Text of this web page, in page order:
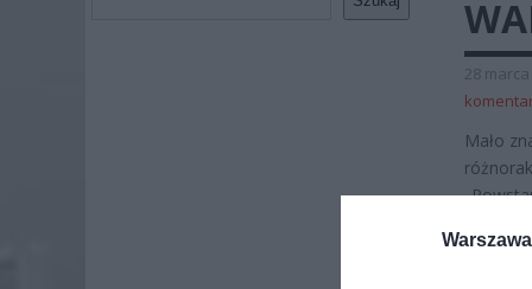
28 marca
Mało